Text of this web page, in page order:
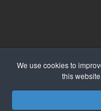
We use cookies to
this